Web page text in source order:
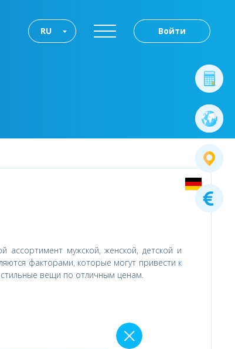
Войти
RU
ассортимент мужской, женской, детской и
факторами, которые могут привести к
вещи по отличным ценам.